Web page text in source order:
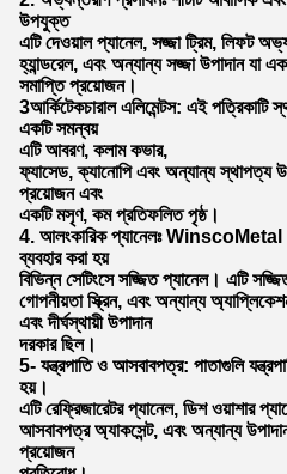
উপযুক্ত
এটি দেওয়াল প্যানেল, সজ্জা ট্রিম, লিফট
হ্যান্ডরেল, এবং অন্যান্য সজ্জা উপাদান যা
সমাপ্তি প্রয়োজন।
3আর্কিটেকচারাল এলিমেন্টস: এই পত্রিকাটি
একটি সমন্বয়
এটি আবরণ, কলাম কভার,
ফ্যাসেড, ক্যানোপি এবং অন্যান্য স্থাপত্য
প্রয়োজন এবং
একটি মসৃণ, কম প্রতিফলিত পৃষ্ঠ।
4. আলংকারিক প্যানেলঃ WinscoMetal
ব্যবহার করা হয়
বিভিন্ন সেটিংসে সজ্জিত প্যানেল। এটি
গোপনীয়তা স্ক্রিন, এবং অন্যান্য
এবং দীর্ঘস্থায়ী উপাদান
দরকার ছিল।
5- যন্ত্রপাতি ও আসবাবপত্র: পাতাগুলি
হয়।
এটি রেফ্রিজারেটর প্যানেল, ডিশ ওয়াশার
আসবাবপত্র অ্যাকসেন্ট, এবং অন্যান্য
প্রয়োজন